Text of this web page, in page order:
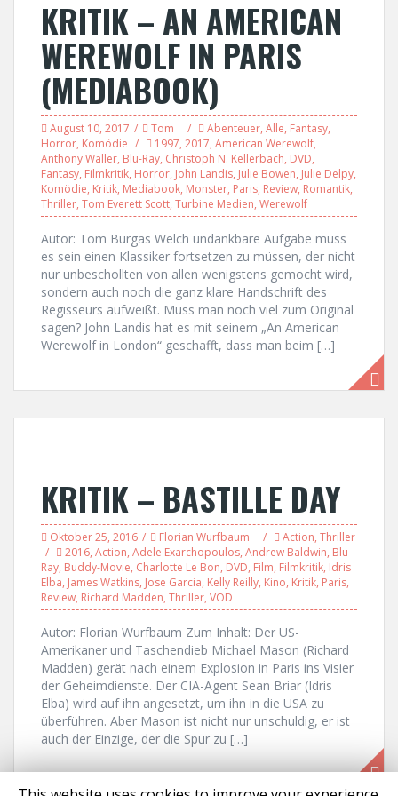
KRITIK – AN AMERICAN
WEREWOLF IN PARIS
(MEDIABOOK)
August 10, 2017 Tom Abenteuer, Alle, Fantasy,
Horror, Komödie 1997, 2017, American Werewolf,
Anthony Waller, Blu-Ray, Christoph N. Kellerbach, DVD,
Fantasy, Filmkritik, Horror, John Landis, Julie Bowen, Julie Delpy,
Komödie, Kritik, Mediabook, Monster, Paris, Review, Romantik,
Thriller, Tom Everett Scott, Turbine Medien, Werewolf
Autor: Tom Burgas Welch undankbare Aufgabe muss
es sein einen Klassiker fortsetzen zu müssen, der nicht
nur unbeschollten von allen wenigstens gemocht wird,
sondern auch noch die ganz klare Handschrift des
Regisseurs aufweißt. Muss man noch viel zum Original
sagen? John Landis hat es mit seinem „An American
Werewolf in London“ geschafft, dass man beim […]
KRITIK – BASTILLE DAY
Oktober 25, 2016 Florian Wurfbaum Action, Thriller
2016, Action, Adele Exarchopoulos, Andrew Baldwin, Blu-
Ray, Buddy-Movie, Charlotte Le Bon, DVD, Film, Filmkritik, Idris
Elba, James Watkins, Jose Garcia, Kelly Reilly, Kino, Kritik, Paris,
Review, Richard Madden, Thriller, VOD
Autor: Florian Wurfbaum Zum Inhalt: Der US-
Amerikaner und Taschendieb Michael Mason (Richard
Madden) gerät nach einem Explosion in Paris ins Visier
der Geheimdienste. Der CIA-Agent Sean Briar (Idris
Elba) wird auf ihn angesetzt, um ihn in die USA zu
überführen. Aber Mason ist nicht nur unschuldig, er ist
auch der Einzige, der die Spur zu […]